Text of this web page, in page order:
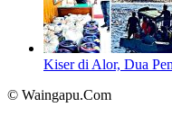
Kiser di Alor, Dua
© Waingapu.Com